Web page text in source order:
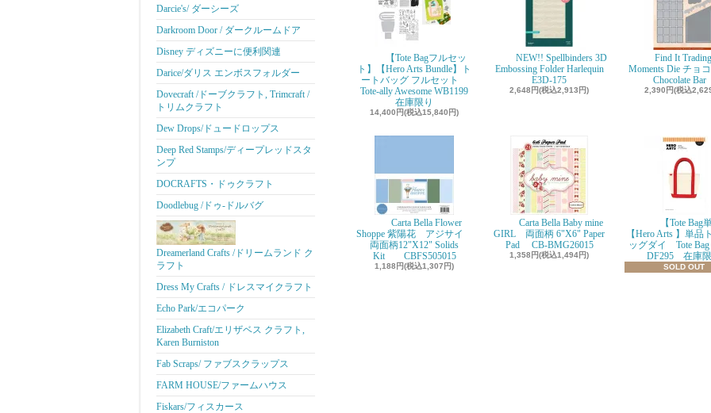
Darcie's/ ダーシーズ
Darkroom Door / ダークルームドア
Disney ディズニーに便利関連
Darice/ダリス エンボスフォルダー
Dovecraft /ドーブクラフト, Trimcraft /
トリムクラフト
Dew Drops/ドュードロップス
Deep Red Stamps/ディープレッドスタ
ンプ
DOCRAFTS・ドゥクラフト
Doodlebug /ドゥ-ドルバグ
Dreamerland Crafts /ドリームランド ク
ラフト
Dress My Crafts / ドレスマイクラフト
Echo Park/エコパーク
Elizabeth Craft/エリザベス クラフト,
Karen Burniston
Fab Scraps/ ファブスクラップス
FARM HOUSE/ファームハウス
Fiskars/フィスカース
【Tote Bagフルセッ
ト】【Hero Arts Bundle】ト
ートバッグ フルセット
Tote-ally Awesome WB1199
在庫限り
14,400円(税込15,840円)
NEW!! Spellbinders 3D
Embossing Folder Harlequin
E3D-175
2,648円(税込2,913円)
Find It
Moments Die チョ
Chocolate Bar
2,390円(税込
Carta Bella Flower
Shoppe 紫陽花 アジサイ
両面柄12"X12" Solids
Kit CBFS505015
1,188円(税込1,307円)
Carta Bella Baby mine
GIRL 両面柄 6"X6" Paper
Pad CB-BMG26015
1,358円(税込1,494円)
【Tote Bag
【Hero Arts 】単品
ッグダイ Tote Bag
DF295 在庫限
SOLD OUT